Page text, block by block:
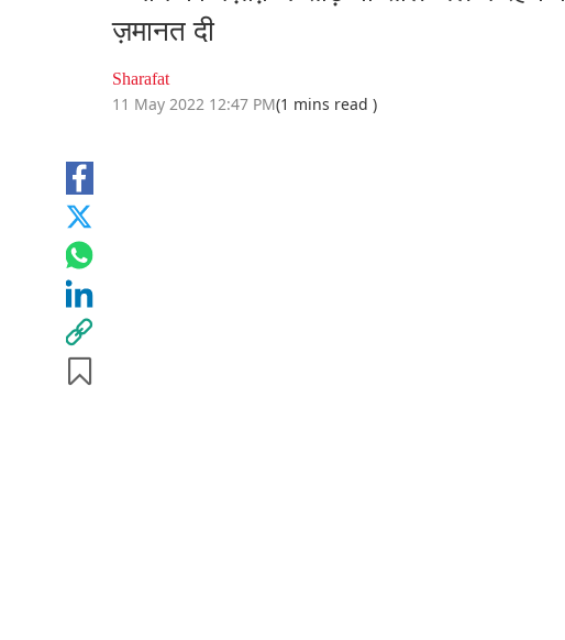
ज़मानत दी
Sharafat
11 May 2022 12:47 PM(1 mins read )